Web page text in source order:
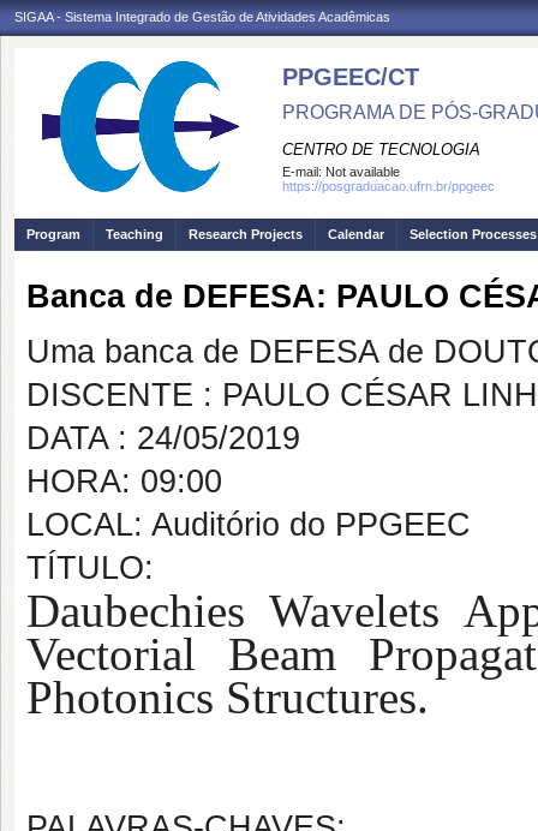
SIGAA - Sistema Integrado de Gestão de Atividades Acadêmicas
PPGEEC/CT
PROGRAMA DE PÓS-
CENTRO DE TECNOLOGIA
E-mail: Not available
https://posgraduacao.ufrn.br/ppgeec
Program Teaching Research Projects Calendar Selection Processes
Banca de DEFESA: PAULO
Uma banca de DEFESA de
DISCENTE : PAULO CÉSAR
DATA : 24/05/2019
HORA: 09:00
LOCAL: Auditório do PPGEEC
TÍTULO:
Daubechies Wavelets
Vectorial Beam
Photonics Structures.